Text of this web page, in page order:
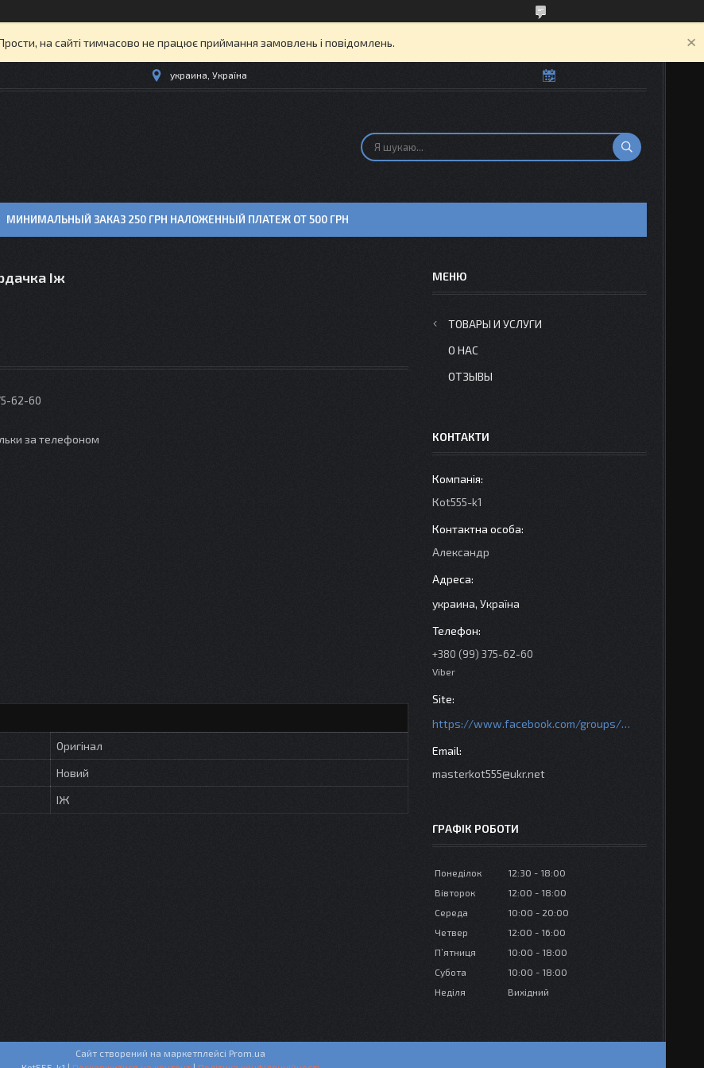
на сайті тимчасово не працює приймання замовлень і повідомлень.
украина, Україна
МИНИМАЛЬНЫЙ ЗАКАЗ 250 ГРН НАЛОЖЕННЫЙ ПЛАТЕЖ ОТ 500 ГРН
Іж
62-60
за телефоном
Оригінал
Новий
ІЖ
ТОВАРЫ И УСЛУГИ
О НАС
ОТЗЫВЫ
КОНТАКТИ
Кot555-k1
Александр
украина, Україна
+380 (99) 375-62-60
Viber
https://www.facebook.com/groups/httpsmotoshara.net
masterkot555@ukr.net
ГРАФІК РОБОТИ
Понеділок 12:30
18:00
Вівторок
12:00
18:00
Середа
10:00
20:00
Четвер
12:00
16:00
Пʼятниця
10:00
18:00
Субота
10:00
18:00
Неділя
Вихідний
Сайт створений на маркетплейсі Prom.ua